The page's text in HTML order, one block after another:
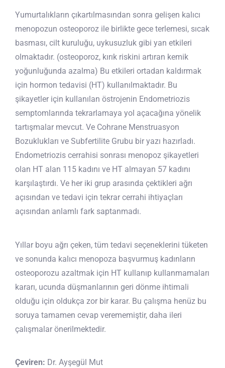
Yumurtalıkların çıkartılmasından sonra gelişen kalıcı
menopozun osteoporoz ile birlikte gece terlemesi, sıcak
basması, cilt kuruluğu, uykusuzluk gibi yan etkileri
olmaktadır. (osteoporoz, kırık riskini artıran kemik
yoğunluğunda azalma) Bu etkileri ortadan kaldırmak
için hormon tedavisi (HT) kullanılmaktadır. Bu
şikayetler için kullanılan östrojenin Endometriozis
semptomlarında tekrarlamaya yol açacağına yönelik
tartışmalar mevcut. Ve Cohrane Menstruasyon
Bozuklukları ve Subfertilite Grubu bir yazı hazırladı.
Endometriozis cerrahisi sonrası menopoz şikayetleri
olan HT alan 115 kadını ve HT almayan 57 kadını
karşılaştırdı. Ve her iki grup arasında çektikleri ağrı
açısından ve tedavi için tekrar cerrahi ihtiyaçları
açısından anlamlı fark saptanmadı.
Yıllar boyu ağrı çeken, tüm tedavi seçeneklerini tüketen
ve sonunda kalıcı menopoza başvurmuş kadınların
osteoporozu azaltmak için HT kullanıp kullanmamaları
kararı, ucunda düşmanlarının geri dönme ihtimali
olduğu için oldukça zor bir karar. Bu çalışma henüz bu
soruya tamamen cevap verememiştir, daha ileri
çalışmalar önerilmektedir.
Çeviren: Dr. Ayşegül Mut